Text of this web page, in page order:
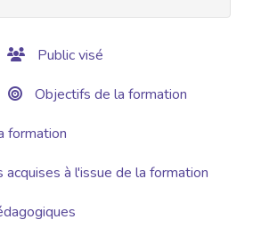
Public visé
Objectifs de la formation
formation
acquises à l'issue de la formation